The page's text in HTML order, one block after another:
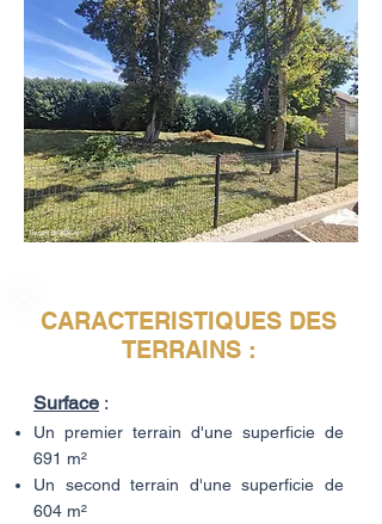
Terrain de 604 m²
CARACTERISTIQUES DES
TERRAINS :
Surface :
Un premier terrain d'une superficie de
691 m²
Un second terrain d'une superficie de
604 m²